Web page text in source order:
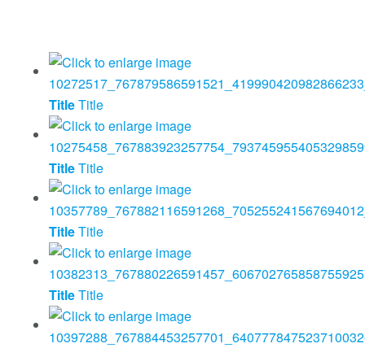
TitleTitle
TitleTitle
TitleTitle
TitleTitle